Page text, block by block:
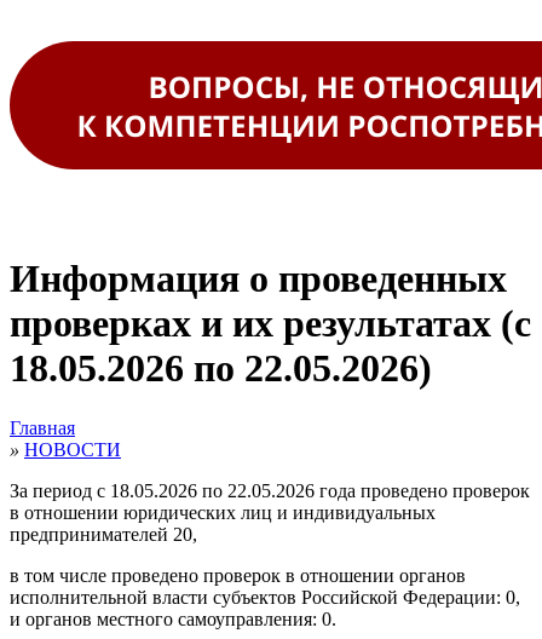
Информация о проведенных
проверках и их результатах (с
18.05.2026 по 22.05.2026)
Главная
» НОВОСТИ
За период с 18.05.2026 по 22.05.2026 года проведено проверок
в отношении юридических лиц и индивидуальных
предпринимателей 20,
в том числе проведено проверок в отношении органов
исполнительной власти субъектов Российской Федерации: 0,
и органов местного самоуправления: 0.